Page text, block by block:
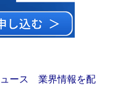
ース 業界情報を配